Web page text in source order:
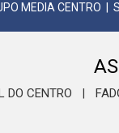
MEDIA CENTRO
DO CENTRO